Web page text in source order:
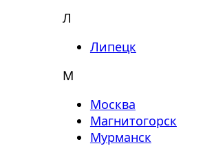
Л
Липецк
М
Москва
Магнитогорск
Мурманск